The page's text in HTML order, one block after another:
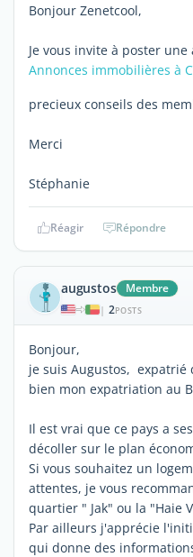
Bonjour Zenetcool,
Je vous invite à poster
Annonces immobilières à
precieux conseils des
Merci
Stéphanie
Réagir Répondre
augustos Membre
| 2POSTS
Bonjour,
je suis Augustos, expatrié
bien mon expatriation au
Il est vrai que ce pays a
décoller sur le plan
Si vous souhaitez un
attentes, je vous
quartier " Jak" ou la "Haie
Par ailleurs j'apprécie
qui donne des